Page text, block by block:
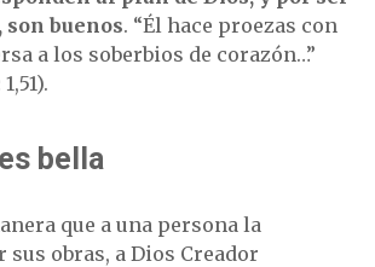
son buenos. “Él hace proezas con
a los soberbios de corazón…”
bella
que a una persona la
sus obras, a Dios Creador